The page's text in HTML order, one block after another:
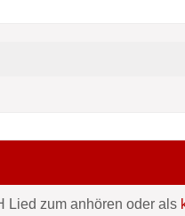
Lied zum anhören oder als